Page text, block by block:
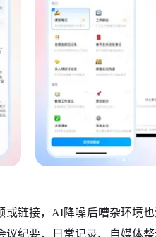
链接，AI降噪后嘈杂环境
纪要，日常记录、自媒体